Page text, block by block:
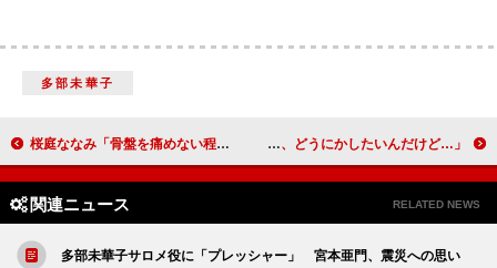
多部未華子
桜庭ななみ「骨盤を痛めない程度に踊って」 ｂｕｍｐ．ｙが新曲を披露 伊勢谷友介、恋の質問に大汗 「いい年なんで、どうにかしたいんだけど…」
関連ニュース RELATED NEWS
多部未華子サロメ役に「プレッシャー」 宮本亜門、震災への思い